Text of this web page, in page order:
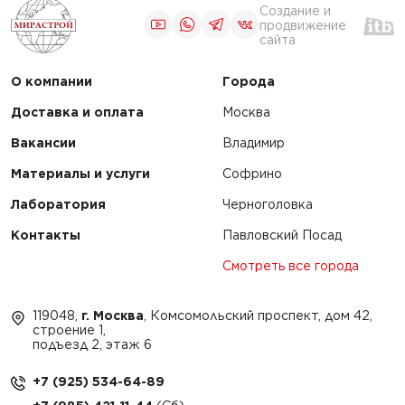
2 3
Создание и
продвижение
сайта
О компании
Доставка и оплата
Вакансии
Материалы и услуги
Лаборатория
Контакты
Города
Москва
Владимир
Софрино
Черноголовка
Павловский Посад
Смотреть все города
119048, г. Москва , Комсомольский проспект, дом 42,
строение 1,
подъезд 2, этаж 6
+7 (925) 534-64-89